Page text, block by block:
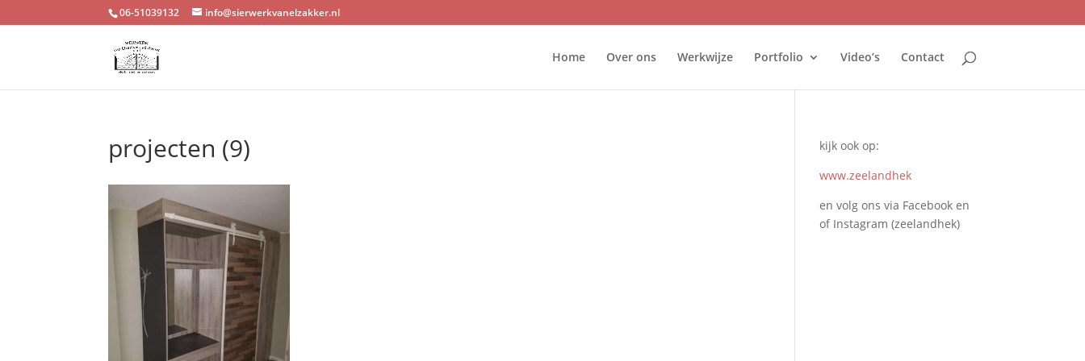
06-51039132 info@sierwerkvanelzakker.nl
Home Over ons Werkwijze Portfolio Video’s Contact
projecten (9)
kijk ook op:
www.zeelandhek
en volg ons via Facebook en
of Instagram (zeelandhek)